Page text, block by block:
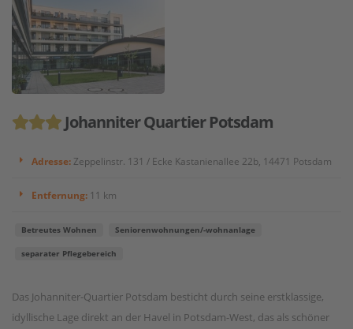
Johanniter Quartier Potsdam
Adresse: Zeppelinstr. 131 / Ecke Kastanienallee 22b, 14471 Potsdam
Entfernung: 11 km
Betreutes Wohnen Seniorenwohnungen/-wohnanlage
separater Pflegebereich
Das Johanniter-Quartier Potsdam besticht durch seine erstklassige,
idyllische Lage direkt an der Havel in Potsdam-West, das als schöner